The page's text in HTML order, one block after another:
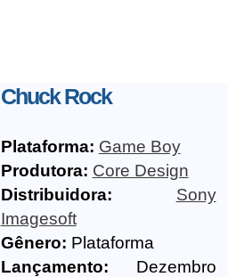
Chuck Rock
Plataforma: Game Boy
Produtora: Core Design
Distribuidora:
Sony
Imagesoft
Gênero: Plataforma
Lançamento: Dezembro